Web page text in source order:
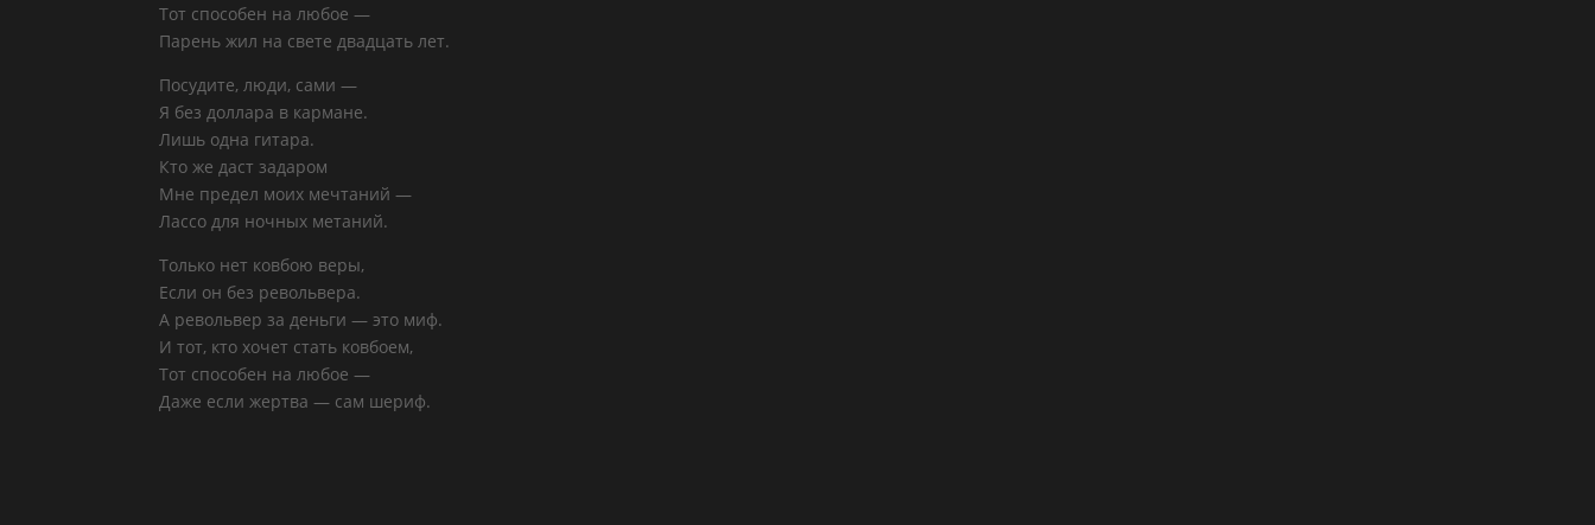
Тот способен на любое —
Парень жил на свете двадцать лет.
Посудите, люди, сами —
Я без доллара в кармане.
Лишь одна гитара.
Кто же даст задаром
Мне предел моих мечтаний —
Лассо для ночных метаний.
Только нет ковбою веры,
Если он без револьвера.
А револьвер за деньги — это миф.
И тот, кто хочет стать ковбоем,
Тот способен на любое —
Даже если жертва — сам шериф.